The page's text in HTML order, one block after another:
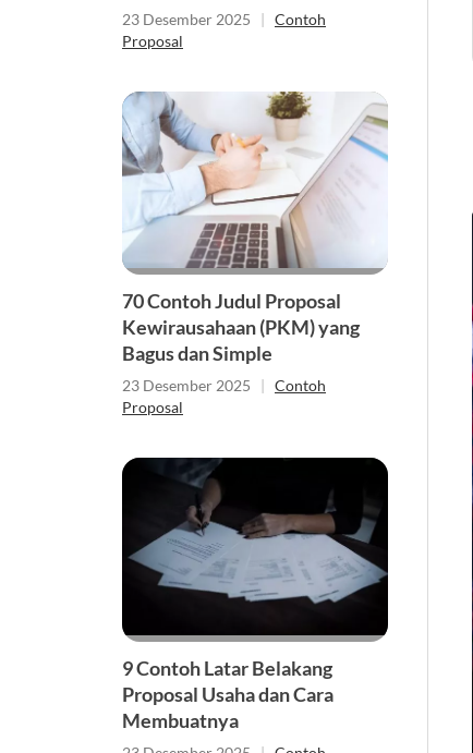
23 Desember 2025 | Contoh
Proposal
70 Contoh Judul Proposal
Kewirausahaan (PKM) yang
Bagus dan Simple
23 Desember 2025 | Contoh
Proposal
9 Contoh Latar Belakang
Proposal Usaha dan Cara
Membuatnya